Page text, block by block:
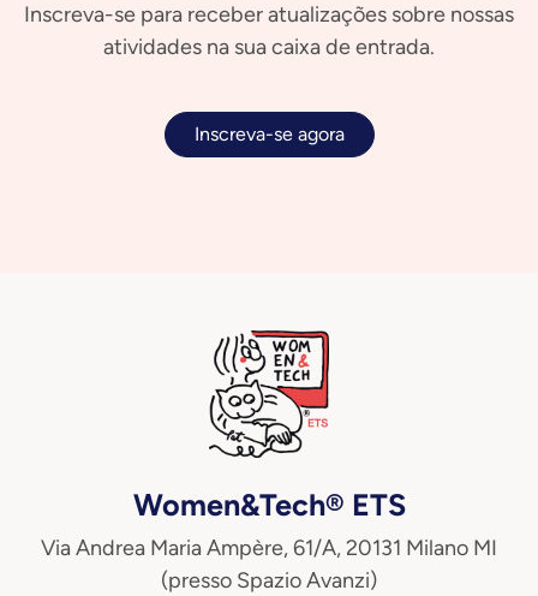
Inscreva-se para receber atualizações sobre nossas
atividades na sua caixa de entrada.
Inscreva-se agora
Women&Tech® ETS
Via Andrea Maria Ampère, 61/A, 20131 Milano MI
(presso Spazio Avanzi)